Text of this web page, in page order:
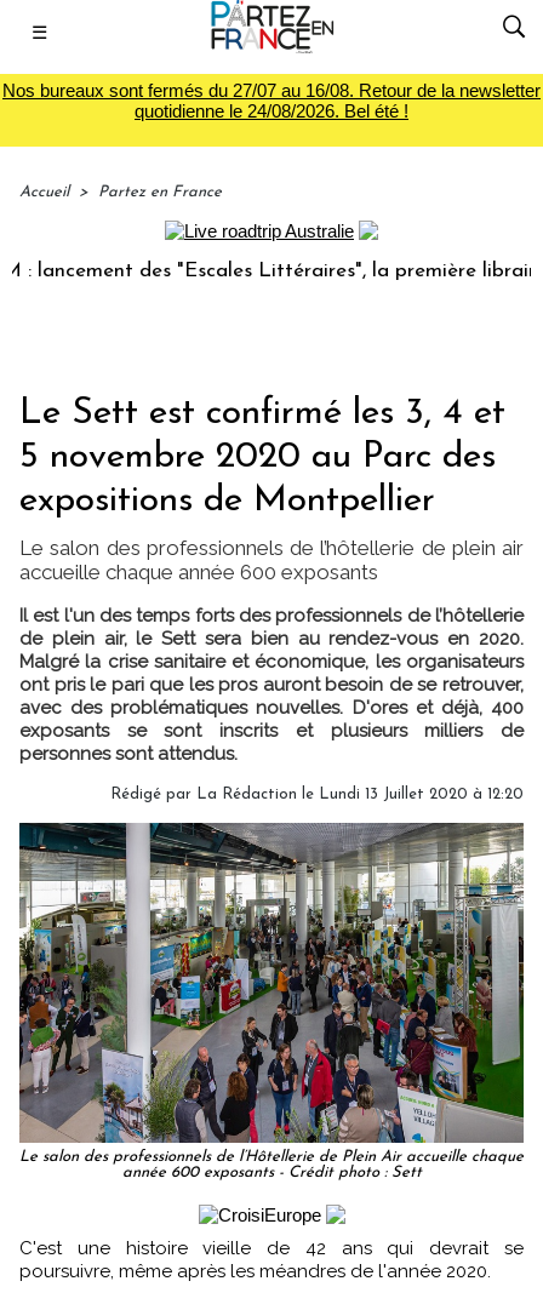
☰
Nos bureaux sont fermés du 27/07 au 16/08. Retour de la newsletter
quotidienne le 24/08/2026. Bel été !
Accueil > Partez en France
des "Escales Littéraires", la première librairie du
Le Sett est confirmé les 3, 4 et
5 novembre 2020 au Parc des
expositions de Montpellier
Le salon des professionnels de l’hôtellerie de plein air
accueille chaque année 600 exposants
Il est l'un des temps forts des professionnels de l’hôtellerie
de plein air, le Sett sera bien au rendez-vous en 2020.
Malgré la crise sanitaire et économique, les organisateurs
ont pris le pari que les pros auront besoin de se retrouver,
avec des problématiques nouvelles. D'ores et déjà, 400
exposants se sont inscrits et plusieurs milliers de
personnes sont attendus.
Rédigé par La Rédaction le Lundi 13 Juillet 2020 à 12:20
Le salon des professionnels de l’Hôtellerie de Plein Air accueille chaque
année 600 exposants - Crédit photo : Sett
C'est une histoire vieille de 42 ans qui devrait se
poursuivre, même après les méandres de l'année 2020.